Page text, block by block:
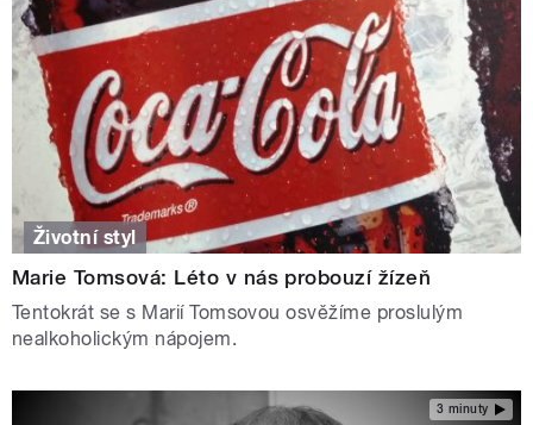
Životní styl
Marie Tomsová: Léto v nás probouzí žízeň
Tentokrát se s Marií Tomsovou osvěžíme proslulým
nealkoholickým nápojem.
3 minuty